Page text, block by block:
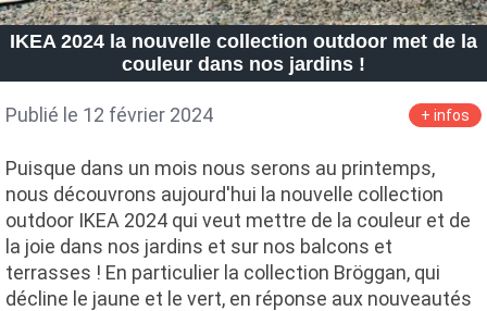
IKEA 2024 la nouvelle collection outdoor met de la
couleur dans nos jardins !
Publié le 12 février 2024 + infos
Puisque dans un mois nous serons au printemps,
nous découvrons aujourd'hui la nouvelle collection
outdoor IKEA 2024 qui veut mettre de la couleur et de
la joie dans nos jardins et sur nos balcons et
terrasses ! En particulier la collection Bröggan, qui
décline le jaune et le vert, en réponse aux nouveautés